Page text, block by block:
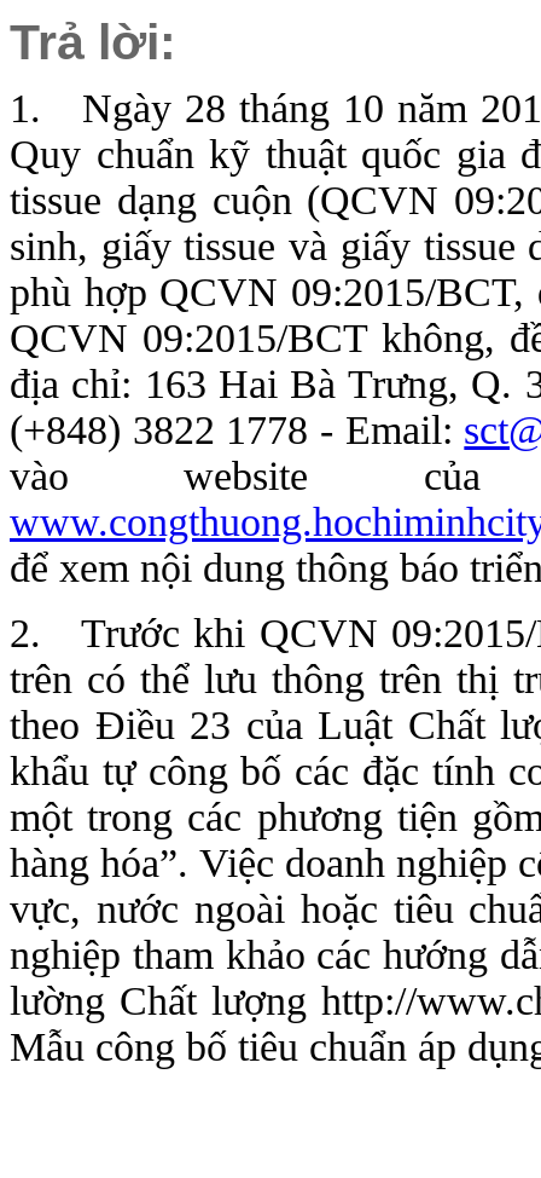
Trả lời:
1. Ngày 28 tháng 10 năm
Quy chuẩn kỹ thuật quốc gia
tissue dạng cuộn (QCVN
sinh, giấy tissue và giấy
phù hợp QCVN 09:2015/BCT,
QCVN 09:2015/BCT không,
địa chỉ: 163 Hai Bà Trưng, Q.
(+848) 3822 1778 - Email:
vào website
để xem nội dung thông báo
2. Trước khi QCVN 09:2015/
trên có thể lưu thông trên thị
theo Điều 23 của Luật Chất
khẩu tự công bố các đặc tính
một trong các phương tiện
hàng hóa”. Việc doanh nghiệp
vực, nước ngoài hoặc tiêu
nghiệp tham khảo các hướng
lường Chất lượng http://
Mẫu công bố tiêu chuẩn áp